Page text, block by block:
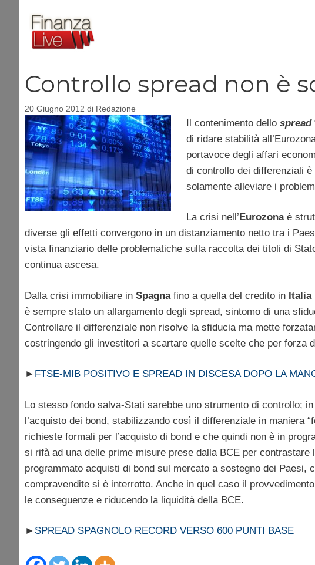
contenuto
Controllo spread non è
20 Giugno 2012 di Redazione
Il contenimento dello spread
di ridare stabilità
portavoce degli affari
di controllo dei differenziali è
solamente alleviare i
La crisi nell’ Eurozonaè
diverse gli effetti convergono in un distanziamento netto tra i
vista finanziario delle problematiche sulla raccolta dei titoli di
continua ascesa.
Dalla crisi immobiliare in Spagnafino a quella del credito in Italia
è sempre stato un allargamento degli spread, sintomo di una
Controllare il differenziale non risolve la sfiducia ma mette
costringendo gli investitori a scartare quelle scelte che per forza
► FTSE-MIB POSITIVO E SPREAD IN DISCESA DOPO LA
Lo stesso fondo salva-Stati sarebbe uno strumento di controllo;
l’acquisto dei bond, stabilizzando così il differenziale in maniera
richieste formali per l’acquisto di bond e che quindi non è in
si rifà ad una delle prime misure prese dalla BCE per
programmato acquisti di bond sul mercato a sostegno dei
compravendite si è interrotto. Anche in quel caso il
le conseguenze e riducendo la liquidità della BCE.
► SPREAD SPAGNOLO RECORD VERSO 600 PUNTI BASE